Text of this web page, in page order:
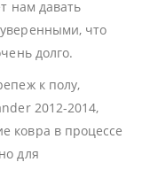
нам давать
что
долго.
к полу,
2012-2014,
ковра в процессе
для